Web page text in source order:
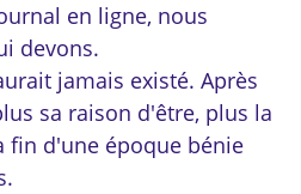
en ligne, nous
devons.
jamais existé. Après
sa raison d'être, plus la
fin d'une époque bénie